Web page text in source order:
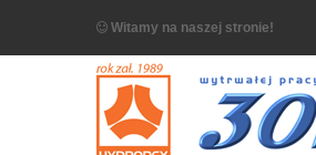
Witamy na naszej stronie!